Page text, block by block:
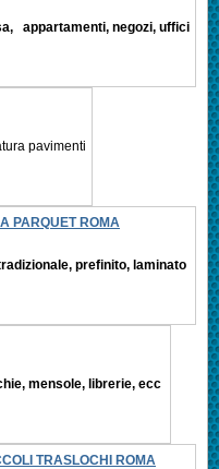
appartamenti, negozi, uffici
pavimenti
PARQUET ROMA
prefinito, laminato
mensole, librerie, ecc
TRASLOCHI ROMA